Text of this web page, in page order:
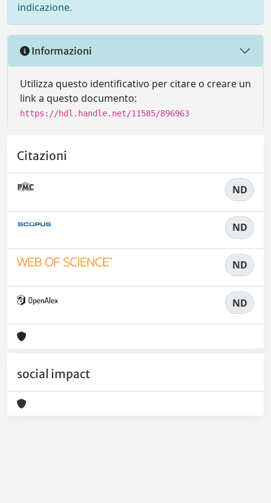
indicazione.
Informazioni
Utilizza questo identificativo per citare o creare un
link a questo documento:
https://hdl.handle.net/11585/896963
Citazioni
ND
ND
ND
ND
social impact